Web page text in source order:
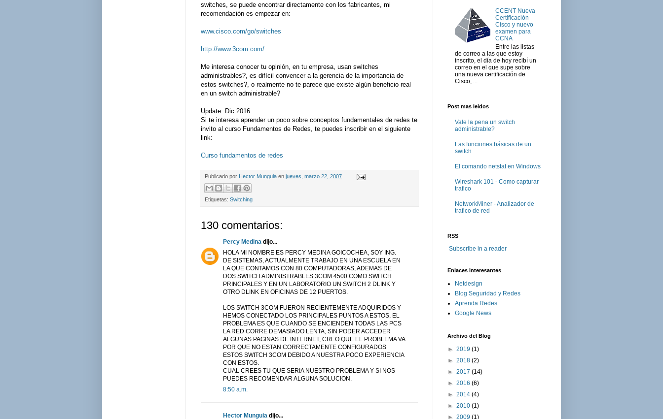
switches, se puede encontrar directamente con los fabricantes, mi
recomendación es empezar en:
www.cisco.com/go/switches
http://www.3com.com/
Me interesa conocer tu opinión, en tu empresa, usan switches
administrables?, es difícil convencer a la gerencia de la importancia de
estos switches?, o realmente no te parece que existe algún beneficio real
en un switch administrable?
Update: Dic 2016
Si te interesa aprender un poco sobre conceptos fundamentales de redes te
invito al curso Fundamentos de Redes, te puedes inscribir en el siguiente
link:
Curso fundamentos de redes
Publicado por Hector Munguia en jueves, marzo 22, 2007
Etiquetas: Switching
130 comentarios:
Percy Medina dijo...
HOLA MI NOMBRE ES PERCY MEDINA GOICOCHEA, SOY ING.
DE SISTEMAS, ACTUALMENTE TRABAJO EN UNA ESCUELA EN
LA QUE CONTAMOS CON 80 COMPUTADORAS, ADEMAS DE
DOS SWITCH ADMINISTRABLES 3COM 4500 COMO SWITCH
PRINCIPALES Y EN UN LABORATORIO UN SWITCH 2 DLINK Y
OTRO DLINK EN OFICINAS DE 12 PUERTOS.
LOS SWITCH 3COM FUERON RECIENTEMENTE ADQUIRIDOS Y
HEMOS CONECTADO LOS PRINCIPALES PUNTOS A ESTOS, EL
PROBLEMA ES QUE CUANDO SE ENCIENDEN TODAS LAS PCS
LA RED CORRE DEMASIADO LENTA, SIN PODER ACCEDER
ALGUNAS PAGINAS DE INTERNET, CREO QUE EL PROBLEMA VA
POR QUE NO ESTAN CORRECTAMENTE CONFIGURADOS
ESTOS SWITCH 3COM DEBIDO A NUESTRA POCO EXPERIENCIA
CON ESTOS.
CUAL CREES TU QUE SERIA NUESTRO PROBLEMA Y SI NOS
PUEDES RECOMENDAR ALGUNA SOLUCION.
8:50 a.m.
Hector Munguia dijo...
CCENT Nueva
Certificación
Cisco y nuevo
examen para
CCNA
Entre las listas
de correo a las que estoy
inscrito, el día de hoy recibí un
correo en el que supe sobre
una nueva certificación de
Cisco, ...
Post mas leidos
Vale la pena un switch
administrable?
Las funciones básicas de un
switch
El comando netstat en Windows
Wireshark 101 - Como capturar
trafico
NetworkMiner - Analizador de
trafico de red
RSS
Subscribe in a reader
Enlaces interesantes
Netdesign
Blog Seguridad y Redes
Aprenda Redes
Google News
Archivo del Blog
► 2019 (1)
► 2018 (2)
► 2017 (14)
► 2016 (6)
► 2014 (4)
► 2010 (1)
► 2009 (1)